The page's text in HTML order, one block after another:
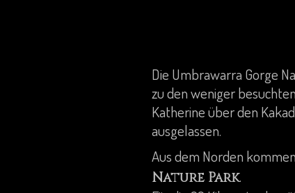
Die Umbrawarra Gorge
zu den weniger
Katherine über den
ausgelassen.
Aus dem Norden
Nature Park.